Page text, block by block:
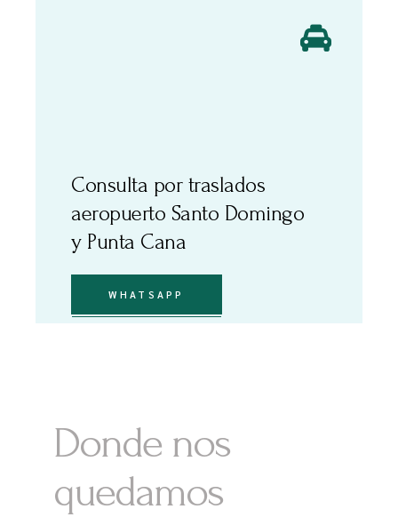
Consulta por traslados
aeropuerto Santo Domingo
y Punta Cana
WHATSAPP
Donde nos
quedamos